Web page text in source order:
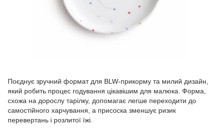
Поєднує зручний формат для BLW-прикорму та милий дизайн,
який робить процес годування цікавішим для малюка. Форма,
схожа на дорослу тарілку, допомагає легше переходити до
самостійного харчування, а присоска зменшує ризик
перевертань і розлитої їжі.